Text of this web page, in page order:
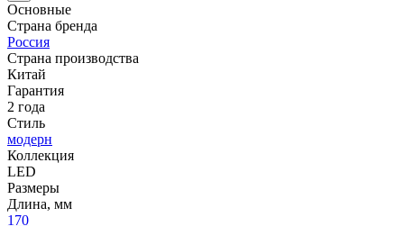
Основные
Страна бренда
Россия
Страна производства
Китай
Гарантия
2 года
Стиль
модерн
Коллекция
LED
Размеры
Длина, мм
170